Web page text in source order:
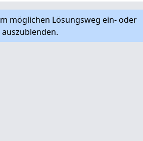
möglichen Lösungsweg ein- oder
auszublenden.